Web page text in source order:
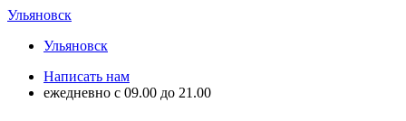
Ульяновск
Ульяновск
Написать нам
ежедневно с 09.00 до 21.00